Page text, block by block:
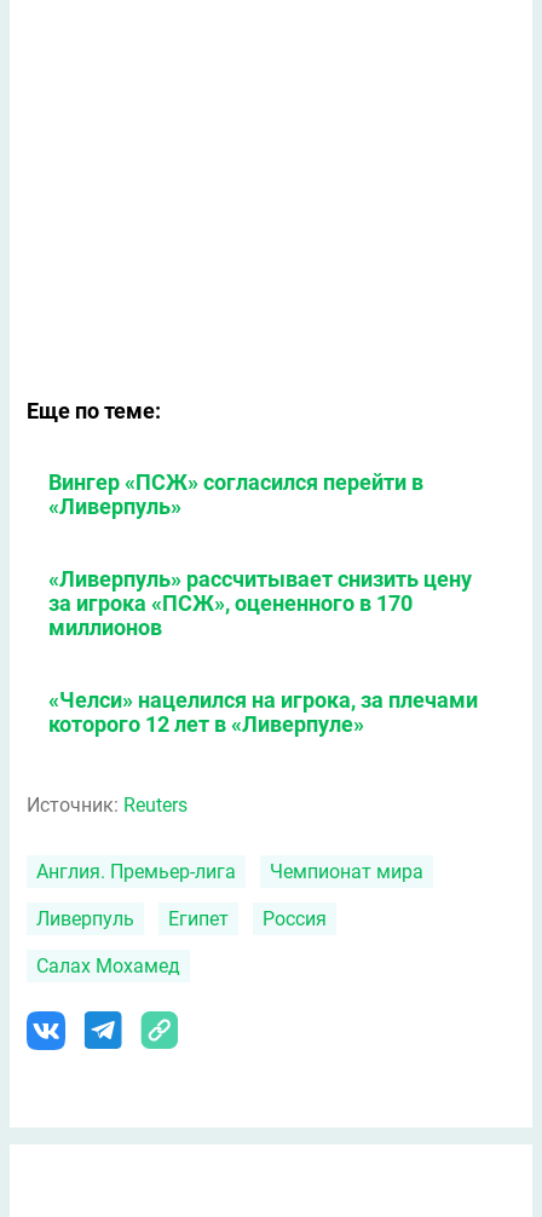
Еще по теме:
Вингер «ПСЖ» согласился перейти в
«Ливерпуль»
«Ливерпуль» рассчитывает снизить цену
за игрока «ПСЖ», оцененного в 170
миллионов
«Челси» нацелился на игрока, за плечами
которого 12 лет в «Ливерпуле»
Источник: Reuters
Англия. Премьер-лига Чемпионат мира
Ливерпуль Египет Россия
Салах Мохамед